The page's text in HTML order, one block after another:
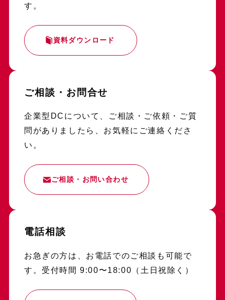
す。
資料ダウンロード
ご相談・お問合せ
企業型DCについて、ご相談・ご依頼・ご質
問がありましたら、お気軽にご連絡くださ
い。
ご相談・お問い合わせ
電話相談
お急ぎの方は、お電話でのご相談も可能で
す。受付時間 9:00〜18:00（土日祝除く）